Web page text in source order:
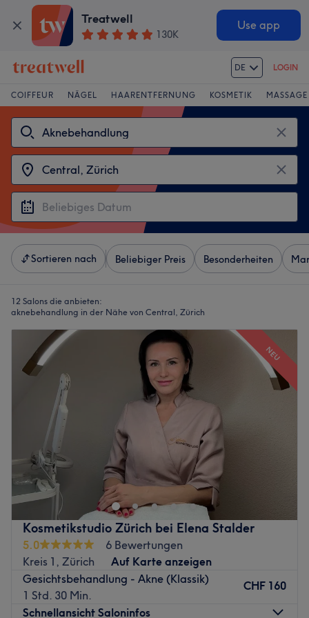
Treatwell
130K
Use app
DE LOGIN
COIFFEUR NÄGEL HAARENTFERNUNG KOSMETIK MASSAGE
Sortieren nach Beliebiger Preis Besonderheiten
12 Salons die anbieten:
aknebehandlung in der Nähe von Central, Zürich
NEU
Kosmetikstudio Zürich bei Elena Stalder
5.0
6 Bewertungen
Kreis 1, Zürich
Auf Karte anzeigen
Gesichtsbehandlung - Akne (Klassik)
1 Std. 30 Min.
CHF 160
Schnellansicht Saloninfos